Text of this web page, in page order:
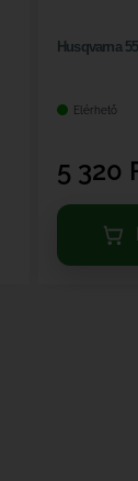
Husqvarna
Elérhető
5 320